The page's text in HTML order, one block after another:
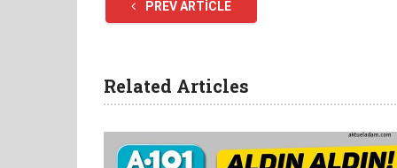
PREV ARTICLE
Related Articles